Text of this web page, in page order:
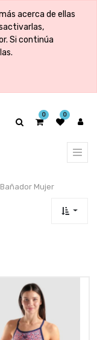
acerca de ellas
Si continúa
0 0
Bañador Mujer